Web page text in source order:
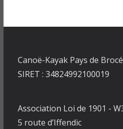
Canoë-Kayak Pays de
SIRET : 34824992100019
Association Loi de 1901 -
5 route d’Iffendic